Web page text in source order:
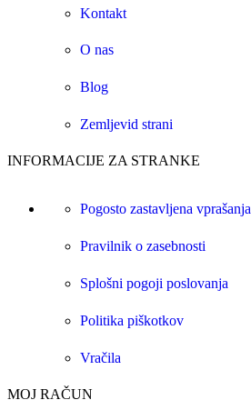
Kontakt
O nas
Blog
Zemljevid strani
INFORMACIJE ZA STRANKE
Pogosto zastavljena vprašanja
Pravilnik o zasebnosti
Splošni pogoji poslovanja
Politika piškotkov
Vračila
MOJ RAČUN